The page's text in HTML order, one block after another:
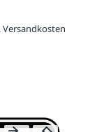
Versandkosten